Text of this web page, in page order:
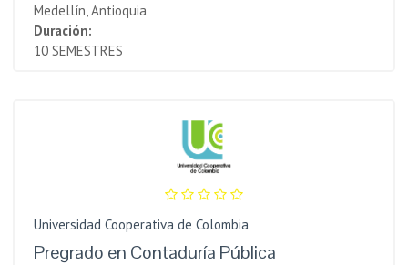
Medellín, Antioquia
Duración:
10 SEMESTRES
Universidad Cooperativa de Colombia
Pregrado en Contaduría Pública